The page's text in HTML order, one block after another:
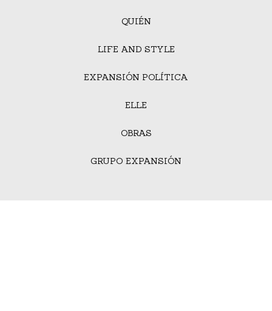
QUIÉN
LIFE AND STYLE
EXPANSIÓN POLÍTICA
ELLE
OBRAS
GRUPO EXPANSIÓN